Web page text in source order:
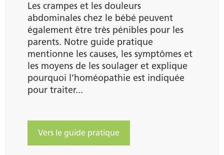
Les crampes et les douleurs
abdominales chez le bébé peuvent
également être très pénibles pour les
parents. Notre guide pratique
mentionne les causes, les symptômes et
les moyens de les soulager et explique
pourquoi l’homéopathie est indiquée
pour traiter...
Vers le guide pratique